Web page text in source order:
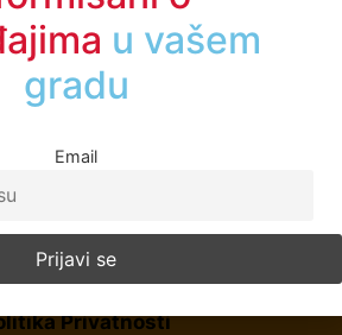
Početna
O Nama
Privatnosti
u vašem
gradu
Email